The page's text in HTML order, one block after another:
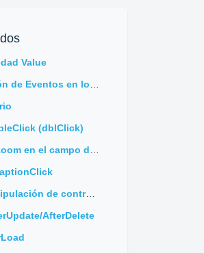
Value
(dblClick)
Codificación: Manipulación de controles en frmPedidos
AfterDelete